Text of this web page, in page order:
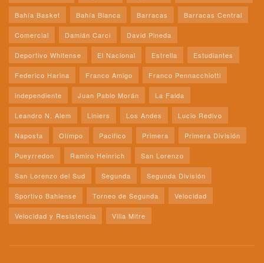
Bahía Basket Bahía Blanca Barracas Barracas Central
Comercial Damián Carci David Pineda
Deportivo Whitense El Nacional Estrella Estudiantes
Federico Harina Franco Amigo Franco Pennacchiotti
independiente Juan Pablo Morán La Falda
Leandro N. Alem Liniers Los Andes Lucio Redivo
Naposta Olímpo Pacifico Primera Primera División
Pueyrredon Ramiro Heinrich San Lorenzo
San Lorenzo del Sud Segunda Segunda División
Sportivo Bahiense Torneo de Segunda Velocidad
Velocidad y Resistencia Villa Mitre